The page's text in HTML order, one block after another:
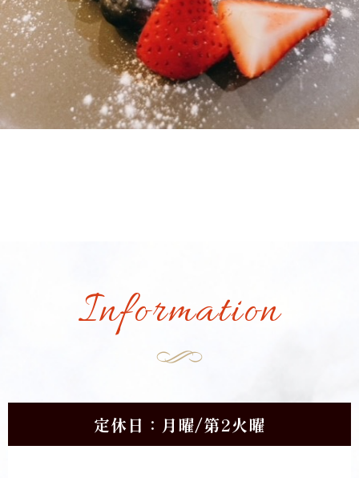
Information
定休日：月曜/第2火曜